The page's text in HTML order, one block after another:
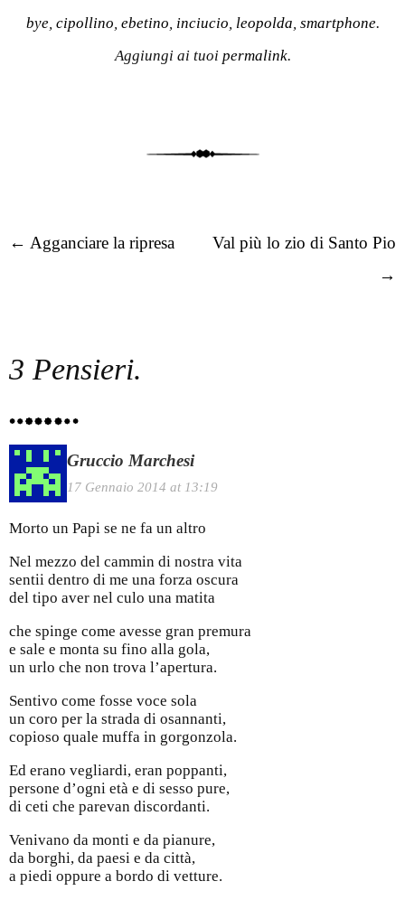
bye, cipollino, ebetino, inciucio, leopolda, smartphone.
Aggiungi ai tuoi permalink.
Post navigation
← Agganciare la ripresa
Val più lo zio di Santo Pio
→
3 Pensieri.
Gruccio Marchesi
17 Gennaio 2014 at 13:19
Morto un Papi se ne fa un altro
Nel mezzo del cammin di nostra vita
sentii dentro di me una forza oscura
del tipo aver nel culo una matita
che spinge come avesse gran premura
e sale e monta su fino alla gola,
un urlo che non trova l’apertura.
Sentivo come fosse voce sola
un coro per la strada di osannanti,
copioso quale muffa in gorgonzola.
Ed erano vegliardi, eran poppanti,
persone d’ogni età e di sesso pure,
di ceti che parevan discordanti.
Venivano da monti e da pianure,
da borghi, da paesi e da città,
a piedi oppure a bordo di vetture.